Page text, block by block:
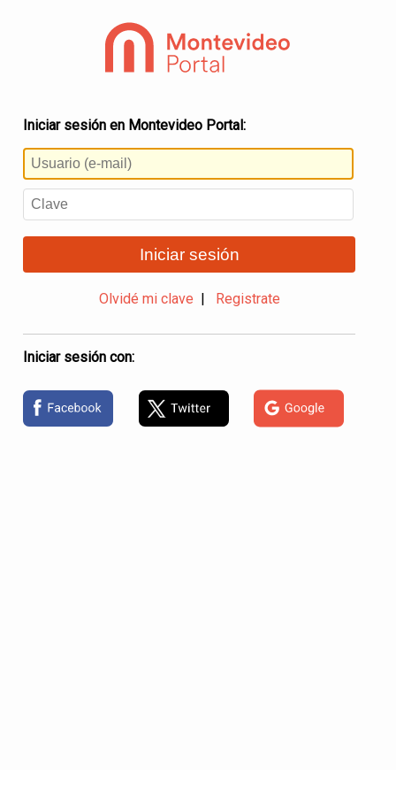
Iniciar sesión en Montevideo Portal:
Iniciar sesión
Olvidé mi clave Registrate
Iniciar sesión con: